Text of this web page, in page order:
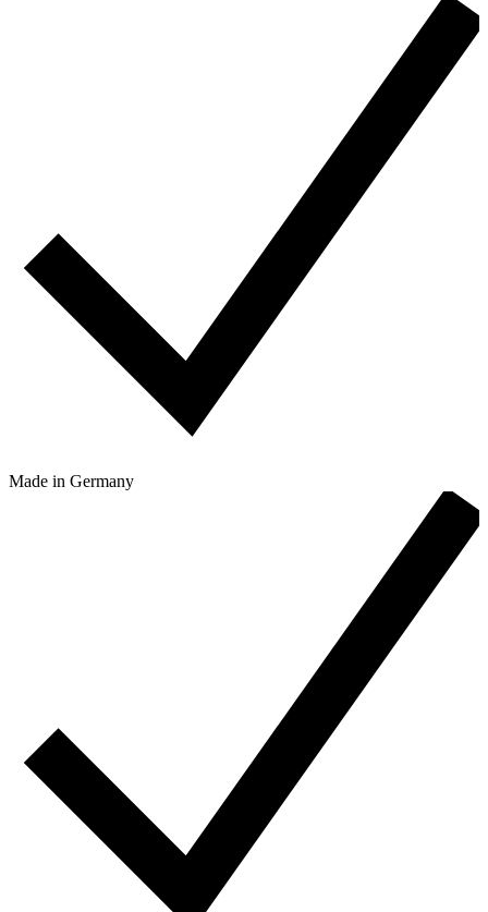
Made in Germany